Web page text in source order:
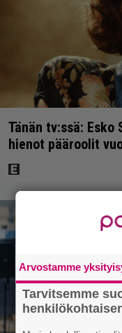
Tänän tv:ssä:
hienot pääroolit
Arvostamme
Tarvitsemme